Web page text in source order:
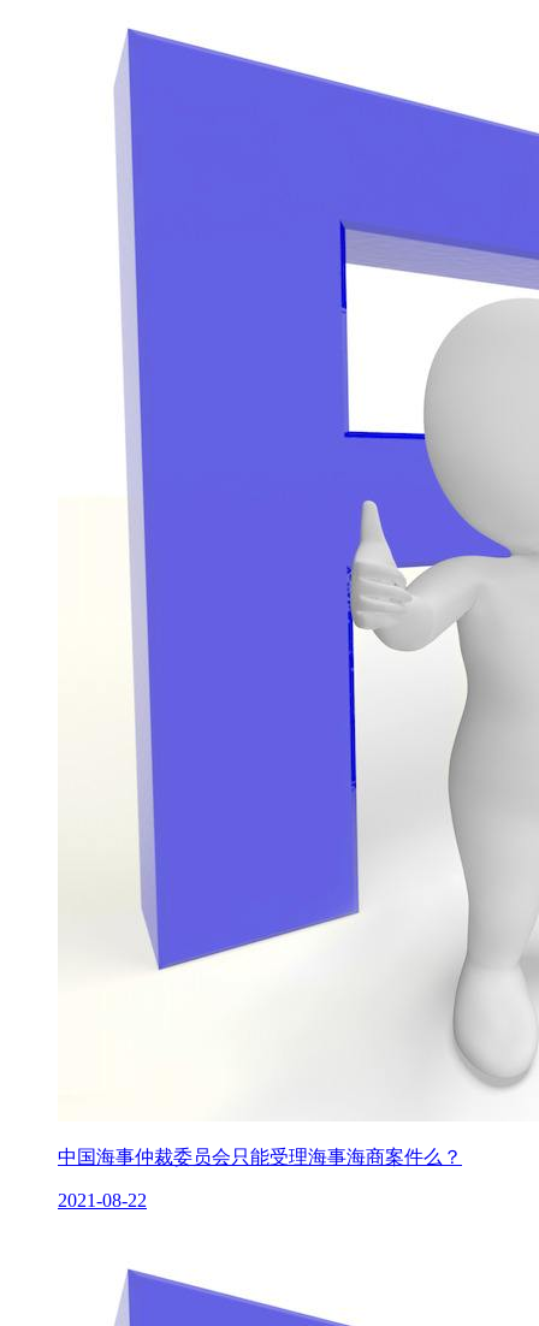
中国海事仲裁委员会只能受理海事海商案件么？
2021-08-22